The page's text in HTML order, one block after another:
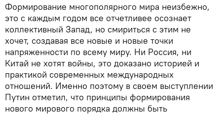
Формирование многополярного мира неизбежно,
это с каждым годом все отчетливее осознает
коллективный Запад, но смириться с этим не
хочет, создавая все новые и новые точки
напряженности по всему миру. Ни Россия, ни
Китай не хотят войны, это доказано историей и
практикой современных международных
отношений. Именно поэтому в своем выступлении
Путин отметил, что принципы формирования
нового мирового порядка должны быть